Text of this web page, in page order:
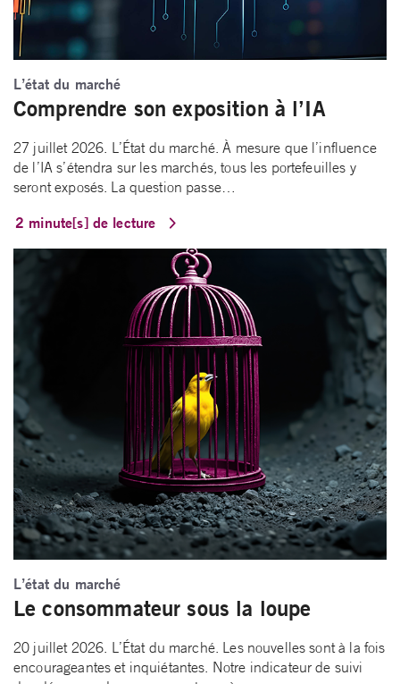
L’état du marché
Comprendre son exposition à l’IA
27 juillet 2026. L’État du marché. À mesure que l’influence
de l’IA s’étendra sur les marchés, tous les portefeuilles y
seront exposés. La question passe…
2 minute[s] de lecture
L’état du marché
Le consommateur sous la loupe
20 juillet 2026. L’État du marché. Les nouvelles sont à la fois
encourageantes et inquiétantes. Notre indicateur de suivi